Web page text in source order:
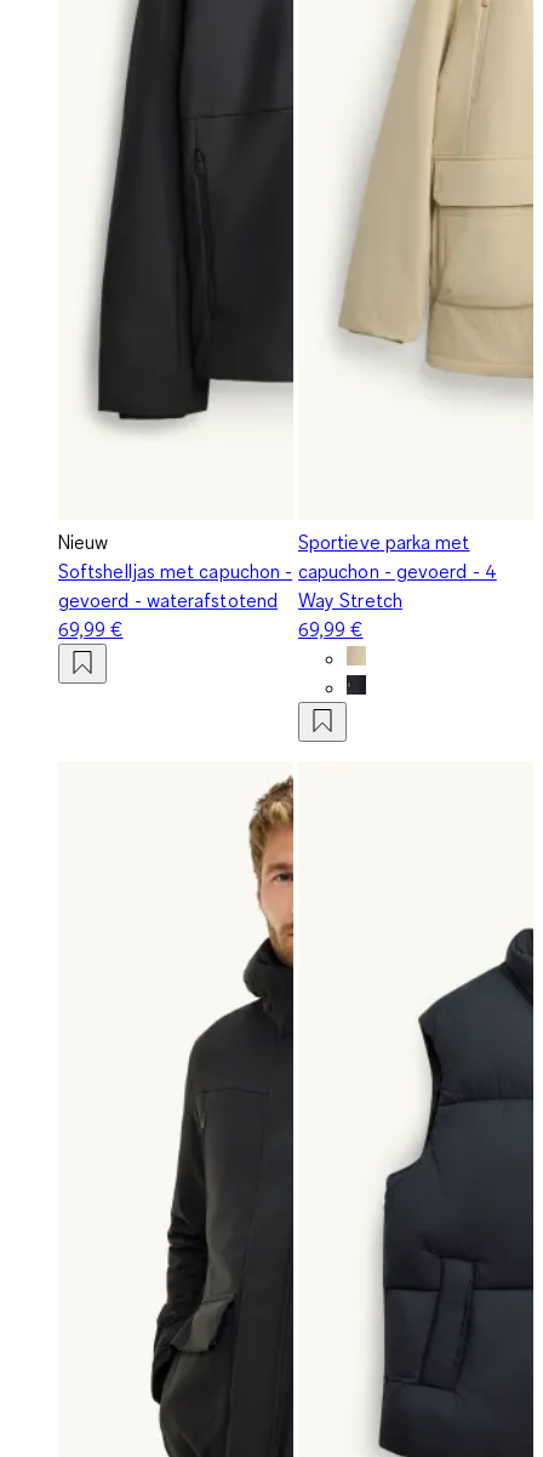
Nieuw
Softshelljas met capuchon -
gevoerd - waterafstotend
69,99 €
Sportieve parka met
capuchon - gevoerd - 4
Way Stretch
69,99 €